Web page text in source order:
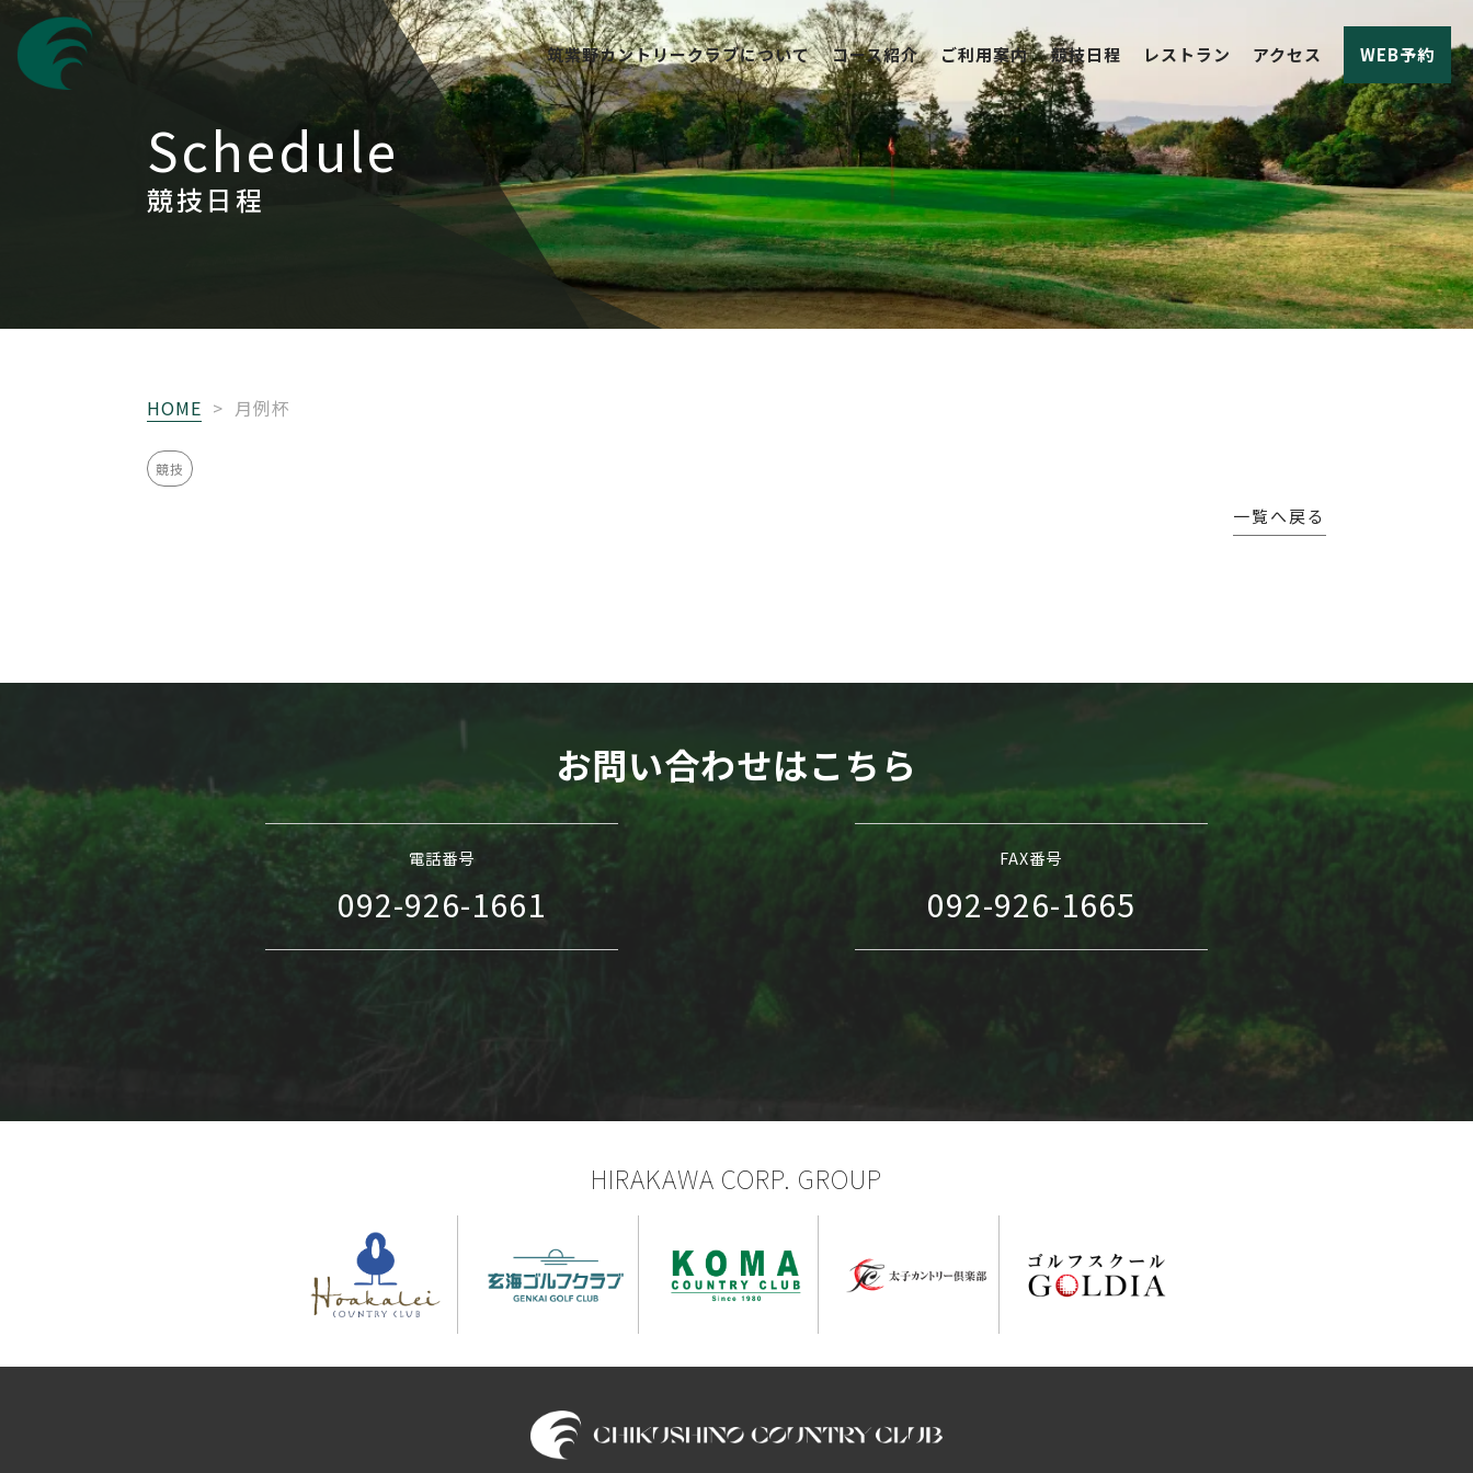
筑紫野カントリークラブについて コース紹介 ご利用案内 競技日程 レストラン アクセス WEB予約
Schedule
競技日程
HOME > 月例杯
競技
一覧へ戻る
お問い合わせはこちら
電話番号
092-926-1661
FAX番号
092-926-1665
HIRAKAWA CORP. GROUP
筑紫野カントリークラブについて
コース紹介
ご利用案内
競技日程